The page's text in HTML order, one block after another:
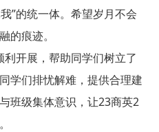
”的统一体。希望岁月不会
的痕迹。
开展，帮助同学们树立了
学们排忧解难，提供合理建
班级集体意识，让23商英2